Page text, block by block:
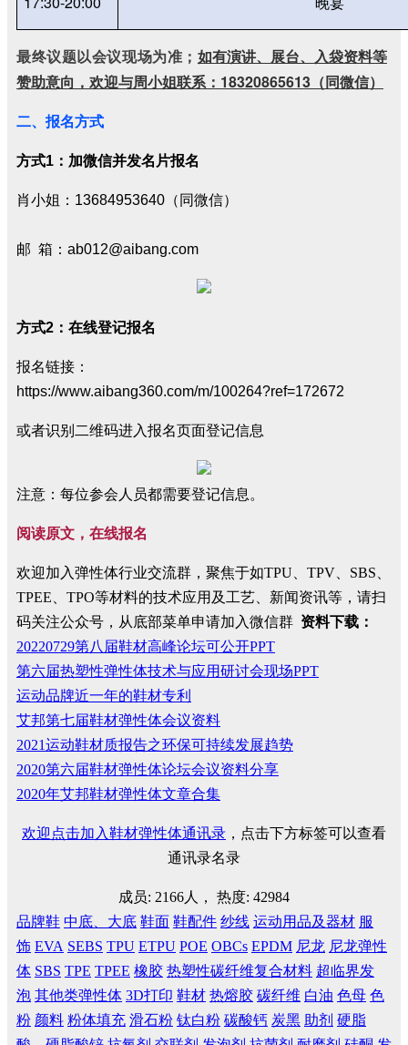
最终议题以会议现场为准； 如有演讲、展台、入袋资料等
赞助意向，欢迎与周小姐联系：18320865613（同微信）
二、报名方式
方式1：加微信并发名片报名
肖小姐：13684953640（同微信）
邮 箱：ab012@aibang.com
方式2：在线登记报名
报名链接：
https://www.aibang360.com/m/100264?ref=172672
或者识别二维码进入报名页面登记信息
注意：每位参会人员都需要登记信息。
阅读原文，在线报名
欢迎加入弹性体行业交流群，聚焦于如TPU、TPV、SBS、
TPEE、TPO等材料的技术应用及工艺、新闻资讯等，请扫
码关注公众号，从底部菜单申请加入微信群 资料下载：
20220729第八届鞋材高峰论坛可公开PPT
第六届热塑性弹性体技术与应用研讨会现场PPT
运动品牌近一年的鞋材专利
艾邦第七届鞋材弹性体会议资料
2021运动鞋材质报告之环保可持续发展趋势
2020第六届鞋材弹性体论坛会议资料分享
2020年艾邦鞋材弹性体文章合集
欢迎点击加入鞋材弹性体通讯录 ，点击下方标签可以查看
通讯录名录
成员: 2166人， 热度: 42984
品牌鞋 中底、大底 鞋面 鞋配件 纱线 运动用品及器材 服
饰 EVA SEBS TPU ETPU POE OBCs EPDM 尼龙 尼龙弹性
体 SBS TPE TPEE 橡胶 热塑性碳纤维复合材料 超临界发
泡 其他类弹性体 3D打印 鞋材 热熔胶 碳纤维 白油 色母 色
粉 颜料 粉体填充 滑石粉 钛白粉 碳酸钙 炭黑 助剂 硬脂